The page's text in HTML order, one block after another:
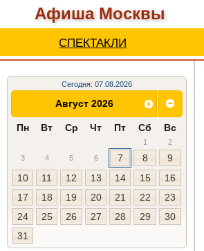
Афиша Москвы
СПЕКТАКЛИ
Сегодня: 07.08.2026
Август 2026
Пн Вт Ср Чт Пт Сб Вс
1
2
3
4 5 6 7 8
9
10
11 12 13 14 15
16
17
18 19 20 21 22
23
24
25 26 27 28 29
30
31